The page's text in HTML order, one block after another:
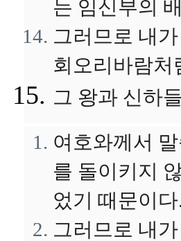
는 임신부의
그러므로 내
회오리바람처
그 왕과 신하
여호와께서
를 돌이키지
었기 때문이다
그러므로 내가